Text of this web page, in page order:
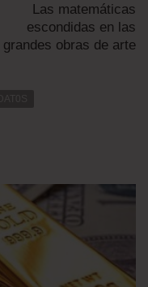
Las matemáticas
escondidas en las
grandes obras de arte